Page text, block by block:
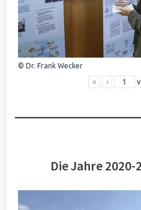
© Dr. Frank Wecker
« ‹
Die Jahre